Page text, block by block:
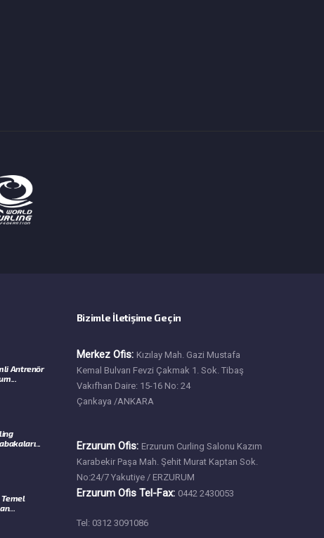
Antrenör
Temel
Bizimle İletişime Geçin
Merkez Ofis: Kızılay Mah. Gazi Mustafa
Kemal Bulvarı Fevzi Çakmak 1. Sok. Tibaş
Vakıfhan Daire: 15-16 No: 24
Çankaya /ANKARA
Erzurum Ofis: Erzurum Curling Salonu Kazım
Karabekir Paşa Mah. Şehit Murat Kaptan Sok.
No:24/7 Yakutiye / ERZURUM
Erzurum Ofis Tel-Fax: 0442 2430053
Tel: 0312 3091086